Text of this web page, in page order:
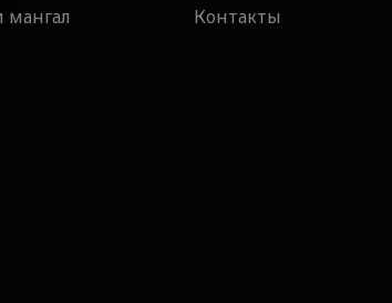
мангал
Контакты